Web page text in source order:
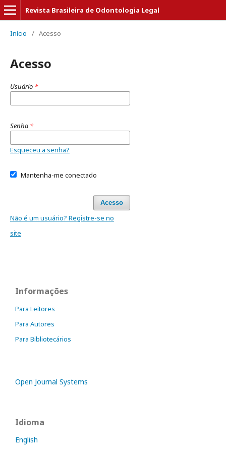
Revista Brasileira de Odontologia Legal
Início / Acesso
Acesso
Usuário *
Senha *
Esqueceu a senha?
Mantenha-me conectado
Acesso
Não é um usuário? Registre-se no
site
Informações
Para Leitores
Para Autores
Para Bibliotecários
Open Journal Systems
Idioma
English